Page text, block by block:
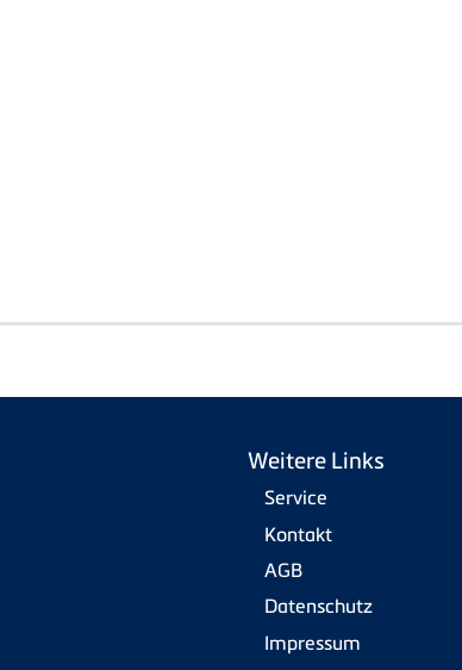
Weitere Links
Service
Kontakt
AGB
Datenschutz
Impressum